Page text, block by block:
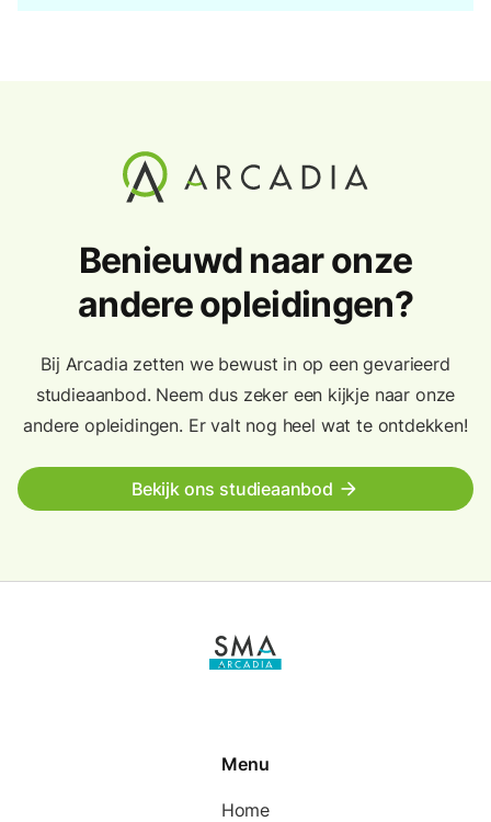
Benieuwd naar onze
andere opleidingen?
Bij Arcadia zetten we bewust in op een gevarieerd
studieaanbod. Neem dus zeker een kijkje naar onze
andere opleidingen. Er valt nog heel wat te ontdekken!
Bekijk ons studieaanbod arrow_forward
Menu
Home